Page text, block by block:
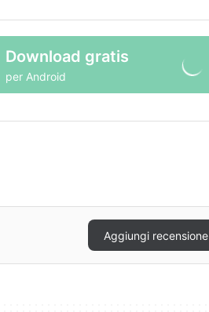
Download gratis
per Android
Aggiungi recensione